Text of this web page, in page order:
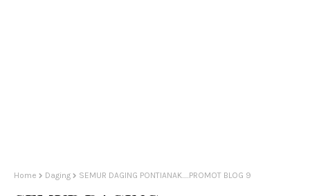
Home Daging SEMUR DAGING PONTIANAK.....PROMOT BLOG 9